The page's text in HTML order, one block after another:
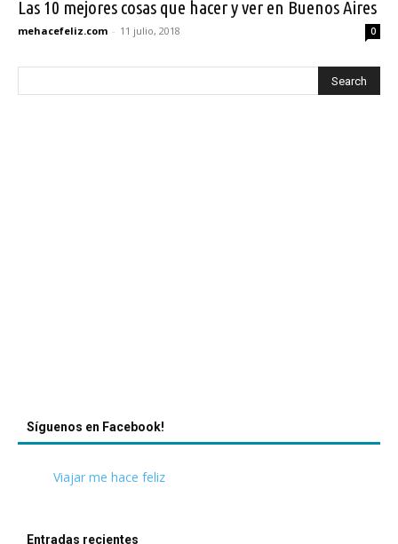
Las 10 mejores cosas que hacer y ver en Buenos Aires
mehacefeliz.com - 11 julio, 2018 0
Síguenos en Facebook!
Viajar me hace feliz
Entradas recientes